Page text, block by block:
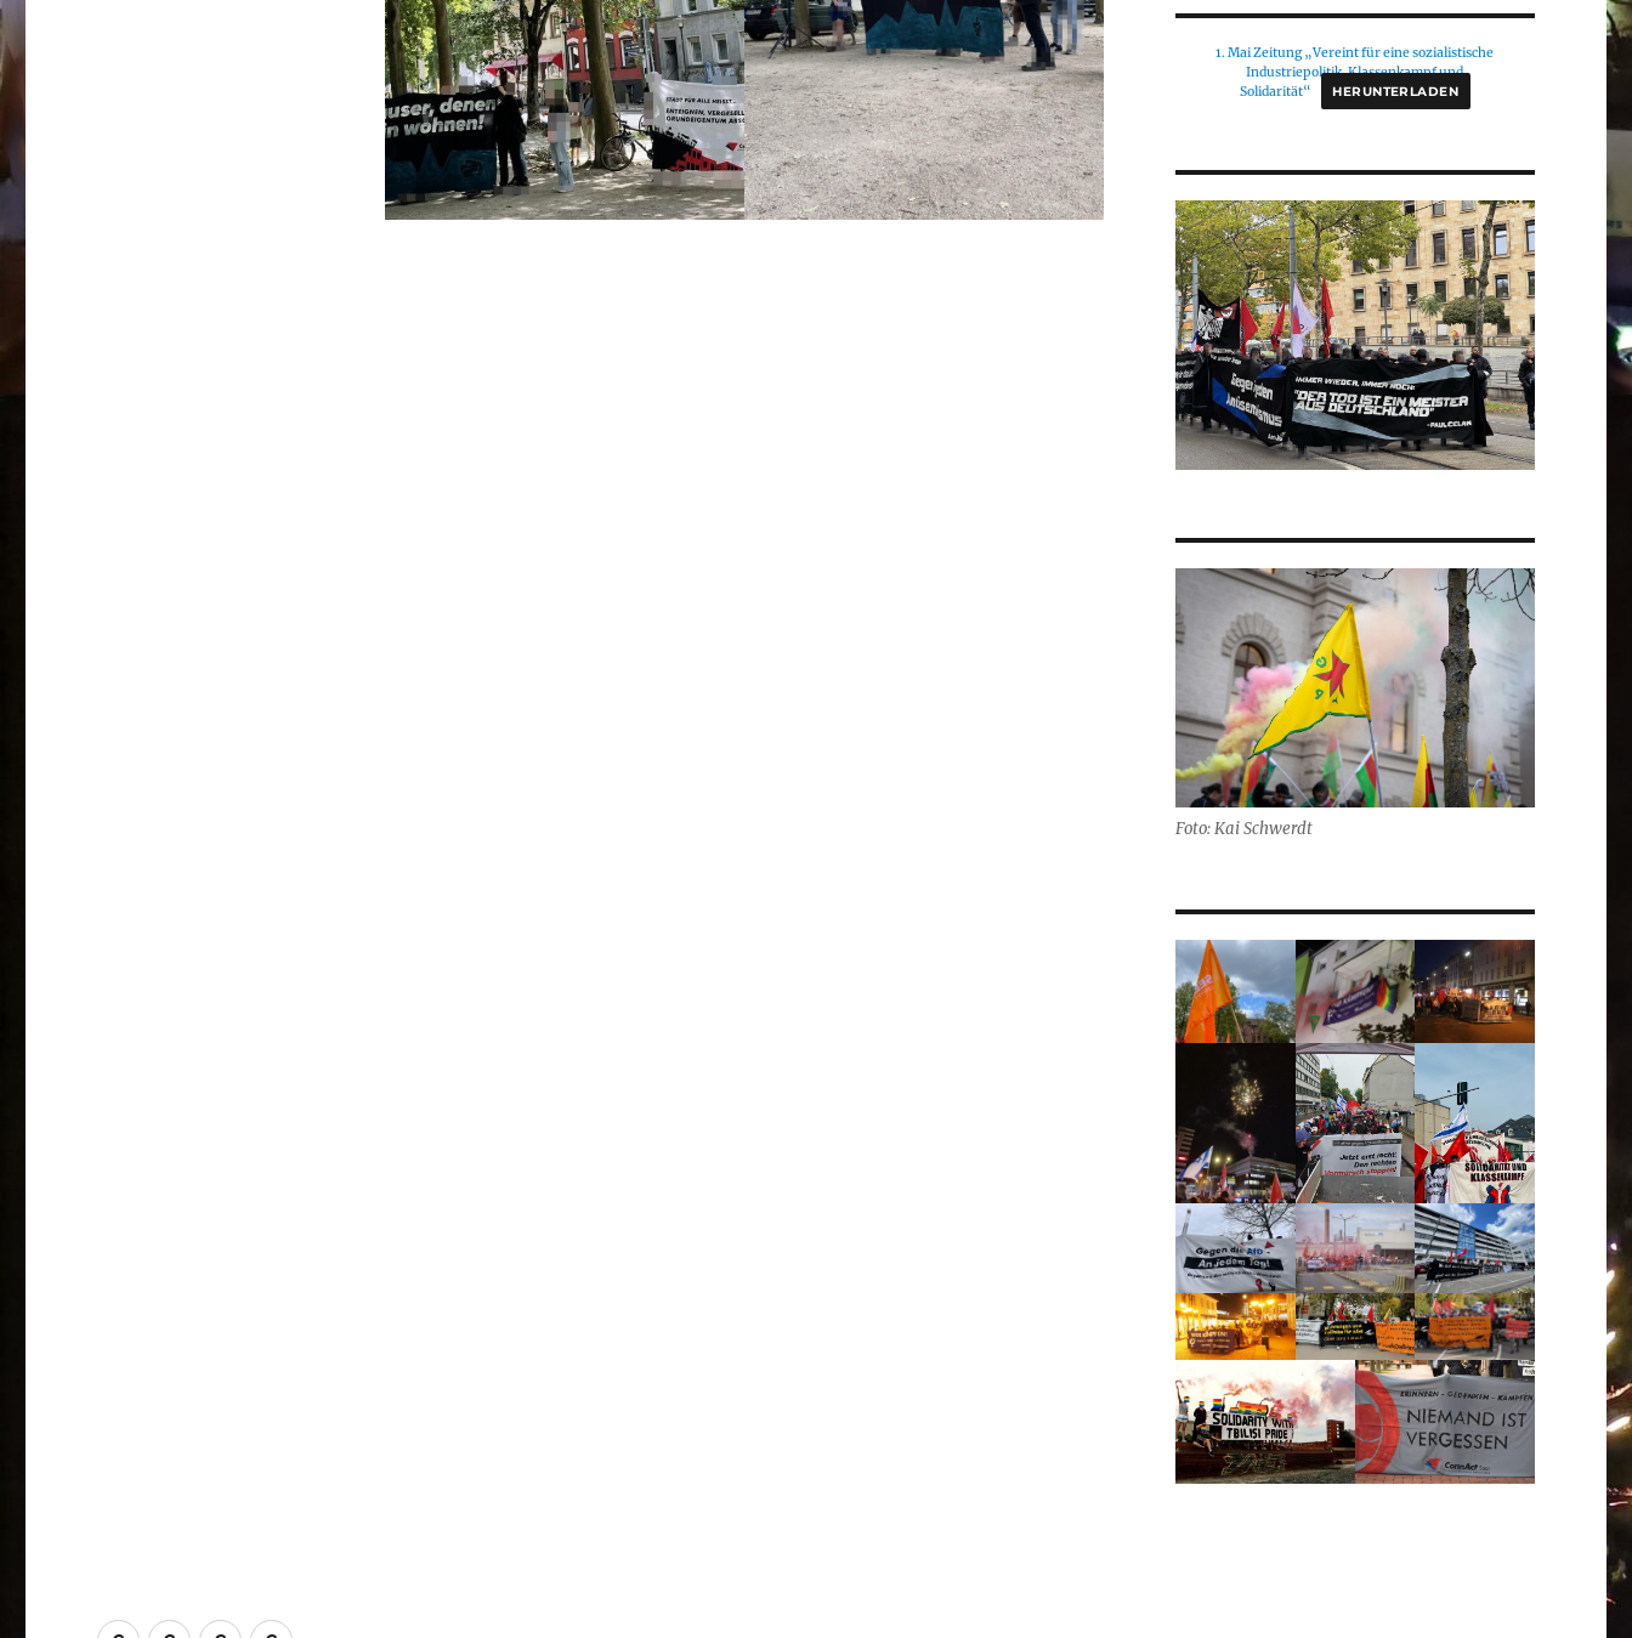
1. Mai Zeitung „Vereint für eine sozialistische
Industriepolitik. Klassenkampf und
Solidarität“
HERUNTERLADEN
Foto: Kai Schwerdt